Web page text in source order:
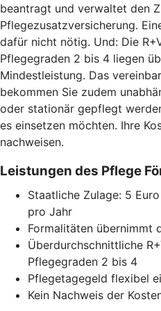
beantragt und verwaltet den
Pflegezusatzversicherung.
dafür nicht nötig. Und: Die
Pflegegraden 2 bis 4 liegen
Mindestleistung. Das
bekommen Sie zudem
oder stationär gepflegt
es einsetzen möchten. Ihre
nachweisen.
Leistungen des Pflege
Staatliche Zulage: 5
pro Jahr
Formalitäten übernimmt
Überdurchschnittliche
Pflegegraden 2 bis 4
Pflegetagegeld flexibel
Kein Nachweis der